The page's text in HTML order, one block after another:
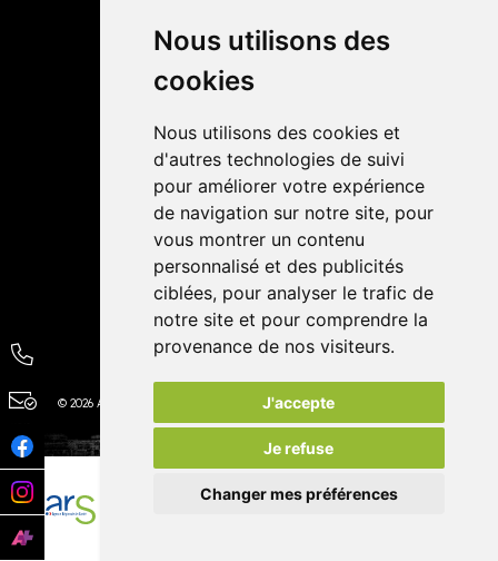
Nous utilisons des
cookies
Nous utilisons des cookies et
d'autres technologies de suivi
pour améliorer votre expérience
de navigation sur notre site, pour
vous montrer un contenu
personnalisé et des publicités
ciblées, pour analyser le trafic de
notre site et pour comprendre la
provenance de nos visiteurs.
J'accepte
Je refuse
Changer mes préférences
Livraisons
4,4 / 5 65 avis
© 2026 Autour de la Pharmacie Tous droits réservés